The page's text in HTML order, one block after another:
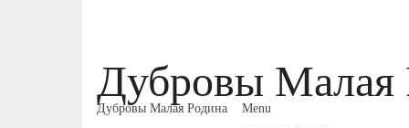
Дубровы Малая
Дубровы Малая Родина
Menu